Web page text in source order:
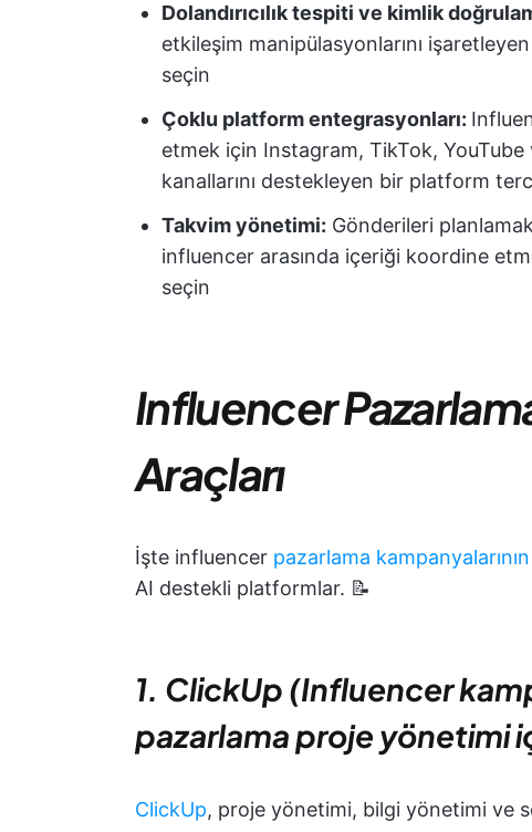
Dolandırıcılık tespiti ve kimlik
etkileşim manipülasyonlarını
seçin
Çoklu platform entegrasyonları:
etmek için Instagram, TikTok,
kanallarını destekleyen bir platform
Takvim yönetimi: Gönderileri
influencer arasında içeriği koordine
seçin
Influencer
Araçları
İşte influencer pazarlama
AI destekli platformlar. 📝
1. ClickUp (Influencer
pazarlama proje yönetimi
ClickUp, proje yönetimi, bilgi yönetimi ve